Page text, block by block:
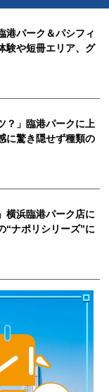
港パーク＆パシフィ
験や短冊エリア、グ
？」臨港パークに上
に驚き隠せず種類の
横浜臨港パーク店に
“ナポリシリーズ”に